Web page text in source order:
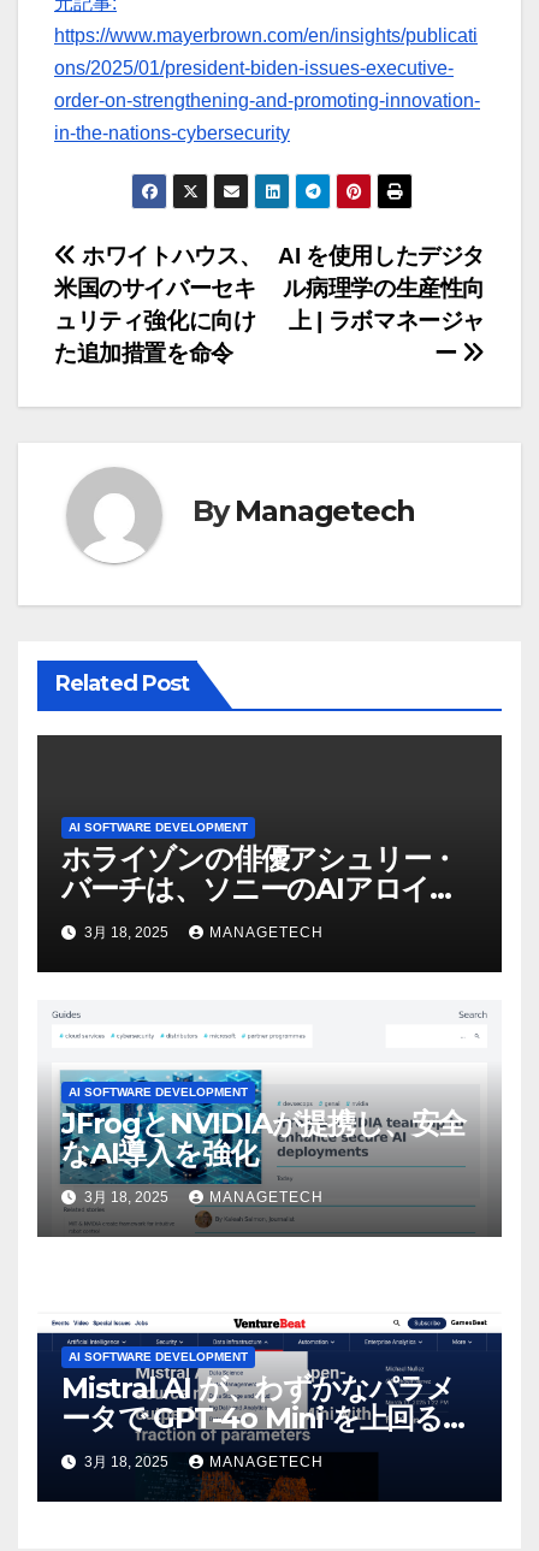
https://www.mayerbrown.com/en/insights/publicati
ons/2025/01/president-biden-issues-executive-
order-on-strengthening-and-promoting-innovation-
in-the-nations-cybersecurity
投
稿
ナ
ビ
ゲ
ー
シ
ョ
ン
AI を使用したデジタ
ル病理学の生産性向
上 | ラボマネージャ
ー
ホワイトハウス、
米国のサイバーセキ
ュリティ強化に向け
た追加措置を命令
ByManagetech
Related Post
AI SOFTWARE DEVELOPMENT
ホライゾンの俳優アシュリー・
バーチは、ソニーのAIアロイの
ビデオを見て「ゲームパフォー
マンスという芸術形式に不安を
感じた」と語る – IGN
3月 18, 2025 MANAGETECH
AI SOFTWARE DEVELOPMENT
JFrogとNVIDIAが提携し、安全
なAI導入を強化
3月 18, 2025 MANAGETECH
AI SOFTWARE DEVELOPMENT
Mistral AI が、わずかなパラメ
ータで GPT-4o Mini を上回る新
しいオープンソース モデルをリ
リース | VentureBeat
3月 18, 2025 MANAGETECH